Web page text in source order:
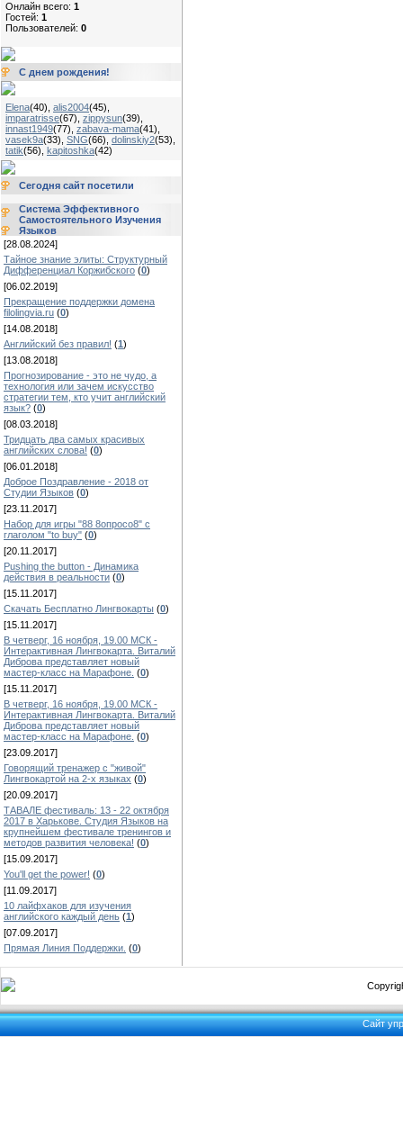
Онлайн всего: 1
Гостей: 1
Пользователей: 0
С днем рождения!
Elena(40) alis2004(45)
imparatrisse(67) zippysun(39)
innast1949(77) zabava-mama(41)
vasek9a(33) SNG(66) dolinskiy2(53)
tatik(56) kapitoshka(42)
Сегодня сайт посетили
Система Эффективного
Самостоятельного Изучения
Языков
[28.08.2024]
Тайное знание элиты: Структурный
Дифференциал Коржибского (0)
[06.02.2019]
Прекращение поддержки домена
filolingvia.ru (0)
[14.08.2018]
Английский без правил! (1)
[13.08.2018]
Прогнозирование - это не чудо, а
технология или зачем искусство
стратегии тем, кто учит английский
язык? (0)
[08.03.2018]
Тридцать два самых красивых
английских слова! (0)
[06.01.2018]
Доброе Поздравление - 2018 от
Студии Языков (0)
[23.11.2017]
Набор для игры "88 8опросо8" с
глаголом "to buy" (0)
[20.11.2017]
Pushing the button - Динамика
действия в реальности (0)
[15.11.2017]
Скачать Бесплатно Лингвокарты (0)
[15.11.2017]
В четверг, 16 ноября, 19.00 МСК -
Интерактивная Лингвокарта. Виталий
Диброва представляет новый
мастер-класс на Марафоне. (0)
[15.11.2017]
В четверг, 16 ноября, 19.00 МСК -
Интерактивная Лингвокарта. Виталий
Диброва представляет новый
мастер-класс на Марафоне. (0)
[23.09.2017]
Говорящий тренажер с "живой"
Лингвокартой на 2-х языках (0)
[20.09.2017]
ТАВАЛЕ фестиваль: 13 - 22 октября
2017 в Харькове. Студия Языков на
крупнейшем фестивале тренингов и
методов развития человека! (0)
[15.09.2017]
You'll get the power! (0)
[11.09.2017]
10 лайфхаков для изучения
английского каждый день (1)
[07.09.2017]
Прямая Линия Поддержки. (0)
Сайт